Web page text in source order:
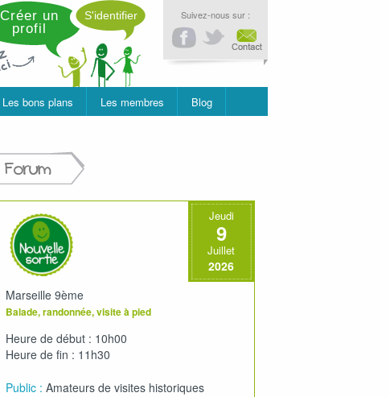
Créer un
profil
S'identifier Suivez-nous sur :
Les bons plans Les membres Blog
Forum
Jeudi
9
Juillet
2026
Marseille 9ème
Balade, randonnée, visite à pied
Heure de début : 10h00
Heure de fin : 11h30
Public : Amateurs de visites historiques